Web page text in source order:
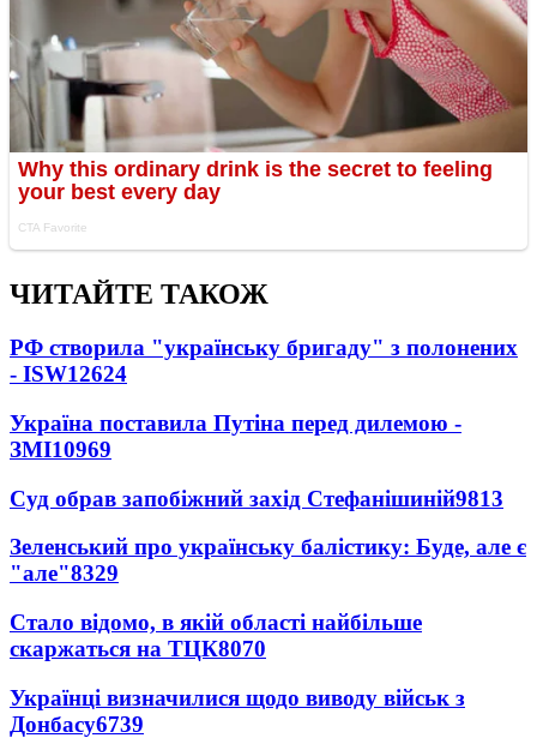
ЧИТАЙТЕ ТАКОЖ
РФ створила "українську бригаду" з полонених
- ISW12624
Україна поставила Путіна перед дилемою -
ЗМІ10969
Суд обрав запобіжний захід Стефанішиній9813
Зеленський про українську балістику: Буде, але є
"але"8329
Стало відомо, в якій області найбільше
скаржаться на ТЦК8070
Українці визначилися щодо виводу військ з
Донбасу6739